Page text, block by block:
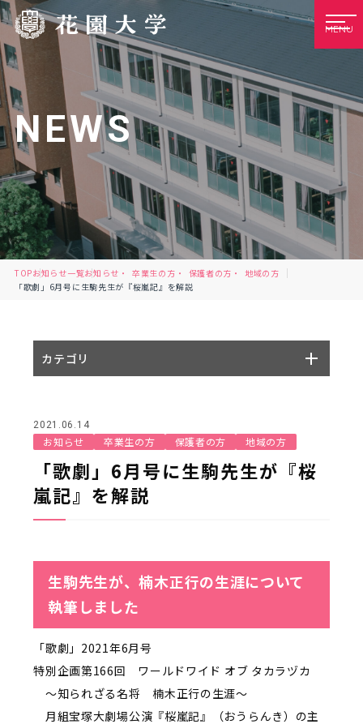
MENU
NEWS
TOPお知らせ一覧お知らせ 卒業生の方 保護者の方
地域の方
「歌劇」6月号に生駒先生が『桜嵐記』を解説
2021.06.14
お知らせ 卒業生の方 保護者の方 地域の方
「歌劇」6月号に生駒先生が『桜
嵐記』を解説
生駒先生が、楠木正行の生涯について
執筆しました
「歌劇」2021年6月号
特別企画第166回 ワールドワイド オブ タカラヅカ
～知られざる名将 楠木正行の生涯～
月組宝塚大劇場公演『桜嵐記』（おうらんき）の主
カテゴリ